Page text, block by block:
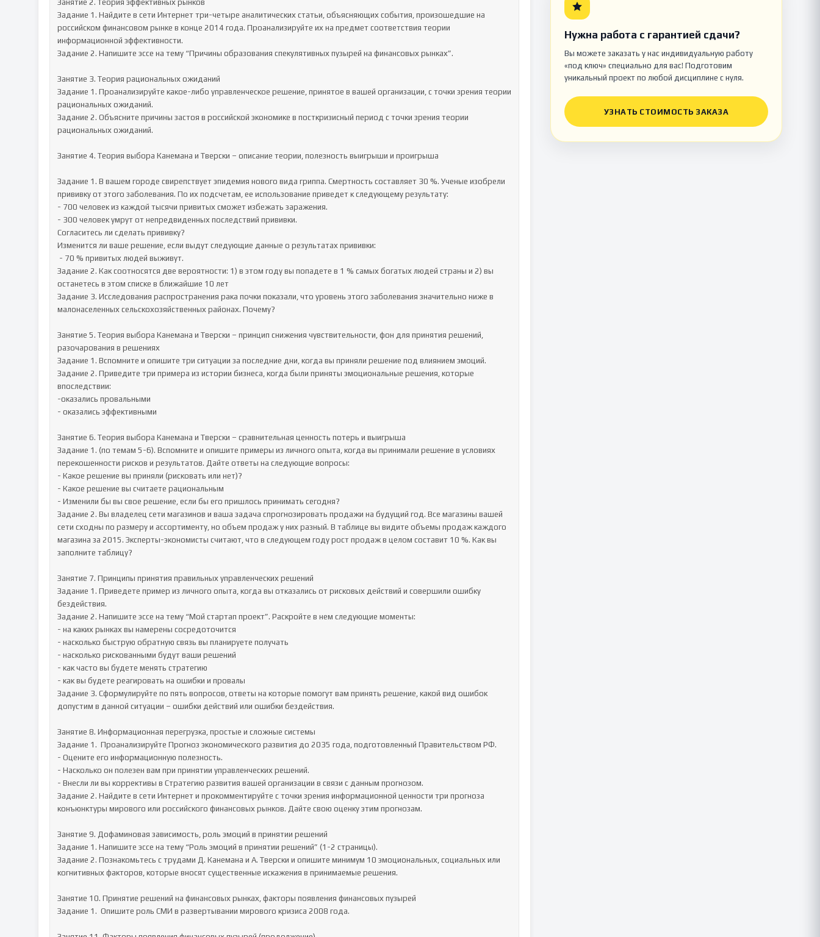
Занятие 2. Теория эффективных рынков
Задание 1. Найдите в сети Интернет три-четыре аналитических статьи, объясняющих события, произошедшие на
российском финансовом рынке в конце 2014 года. Проанализируйте их на предмет соответствия теории
информационной эффективности.
Задание 2. Напишите эссе на тему “Причины образования спекулятивных пузырей на финансовых рынках”.
Занятие 3. Теория рациональных ожиданий
Задание 1. Проанализируйте какое-либо управленческое решение, принятое в вашей организации, с точки зрения теории
рациональных ожиданий.
Задание 2. Объясните причины застоя в российской экономике в посткризисный период с точки зрения теории
рациональных ожиданий.
Занятие 4. Теория выбора Канемана и Тверски – описание теории, полезность выигрыши и проигрыша
Задание 1. В вашем городе свирепствует эпидемия нового вида гриппа. Смертность составляет 30 %. Ученые изобрели
прививку от этого заболевания. По их подсчетам, ее использование приведет к следующему результату:
- 700 человек из каждой тысячи привитых сможет избежать заражения.
- 300 человек умрут от непредвиденных последствий прививки.
Согласитесь ли сделать прививку?
Изменится ли ваше решение, если выдут следующие данные о результатах прививки:
Задание 2. Как соотносятся две вероятности: 1) в этом году вы попадете в 1 % самых богатых людей страны и 2) вы
останетесь в этом списке в ближайшие 10 лет
Задание 3. Исследования распространения рака почки показали, что уровень этого заболевания значительно ниже в
малонаселенных сельскохозяйственных районах. Почему?
Занятие 5. Теория выбора Канемана и Тверски – принцип снижения чувствительности, фон для принятия решений,
разочарования в решениях
Задание 1. Вспомните и опишите три ситуации за последние дни, когда вы приняли решение под влиянием эмоций.
Задание 2. Приведите три примера из истории бизнеса, когда были приняты эмоциональные решения, которые
впоследствии:
-оказались провальными
- оказались эффективными
Занятие 6. Теория выбора Канемана и Тверски – сравнительная ценность потерь и выигрыша
Задание 1. (по темам 5-6). Вспомните и опишите примеры из личного опыта, когда вы принимали решение в условиях
перекошенности рисков и результатов. Дайте ответы на следующие вопросы:
- Какое решение вы приняли (рисковать или нет)?
- Какое решение вы считаете рациональным
- Изменили бы вы свое решение, если бы его пришлось принимать сегодня?
Задание 2. Вы владелец сети магазинов и ваша задача спрогнозировать продажи на будущий год. Все магазины вашей
сети сходны по размеру и ассортименту, но объем продаж у них разный. В таблице вы видите объемы продаж каждого
магазина за 2015. Эксперты-экономисты считают, что в следующем году рост продаж в целом составит 10 %. Как вы
заполните таблицу?
Занятие 7. Принципы принятия правильных управленческих решений
Задание 1. Приведете пример из личного опыта, когда вы отказались от рисковых действий и совершили ошибку
бездействия.
Задание 2. Напишите эссе на тему “Мой стартап проект”. Раскройте в нем следующие моменты:
- на каких рынках вы намерены сосредоточится
- насколько быструю обратную связь вы планируете получать
- насколько рискованными будут ваши решений
- как часто вы будете менять стратегию
- как вы будете реагировать на ошибки и провалы
Задание 3. Сформулируйте по пять вопросов, ответы на которые помогут вам принять решение, какой вид ошибок
допустим в данной ситуации – ошибки действий или ошибки бездействия.
Занятие 8. Информационная перегрузка, простые и сложные системы
Задание 1.  Проанализируйте Прогноз экономического развития до 2035 года, подготовленный Правительством РФ.
- Оцените его информационную полезность.
- Насколько он полезен вам при принятии управленческих решений.
- Внесли ли вы коррективы в Стратегию развития вашей организации в связи с данным прогнозом.
Задание 2. Найдите в сети Интернет и прокомментируйте с точки зрения информационной ценности три прогноза
конъюнктуры мирового или российского финансовых рынков. Дайте свою оценку этим прогнозам.
Занятие 9. Дофаминовая зависимость, роль эмоций в принятии решений
Задание 1. Напишите эссе на тему “Роль эмоций в принятии решений” (1-2 страницы).
Задание 2. Познакомьтесь с трудами Д. Канемана и А. Тверски и опишите минимум 10 эмоциональных, социальных или
когнитивных факторов, которые вносят существенные искажения в принимаемые решения.
Занятие 10. Принятие решений на финансовых рынках, факторы появления финансовых пузырей
Задание 1.  Опишите роль СМИ в развертывании мирового кризиса 2008 года.
Нужна работа с гарантией сдачи?
Вы можете заказать у нас индивидуальную работу
«под ключ» специально для вас! Подготовим
уникальный проект по любой дисциплине с нуля.
УЗНАТЬ СТОИМОСТЬ ЗАКАЗА